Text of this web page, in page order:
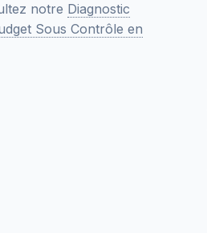
notre Diagnostic
Sous Contrôle en